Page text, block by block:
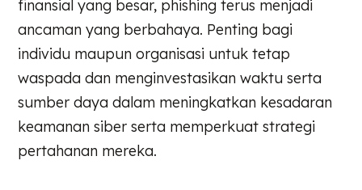
finansial yang besar, phishing terus menjadi
ancaman yang berbahaya. Penting bagi
individu maupun organisasi untuk tetap
waspada dan menginvestasikan waktu serta
sumber daya dalam meningkatkan kesadaran
keamanan siber serta memperkuat strategi
pertahanan mereka.